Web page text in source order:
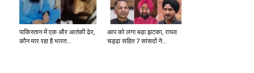
पाकिस्तान में एक और आतंकी ढेर,
कौन मार रहा है भारत...
आप को लगा बड़ा झटका, राघव
चड्ढा सहित 7 सांसदों ने...